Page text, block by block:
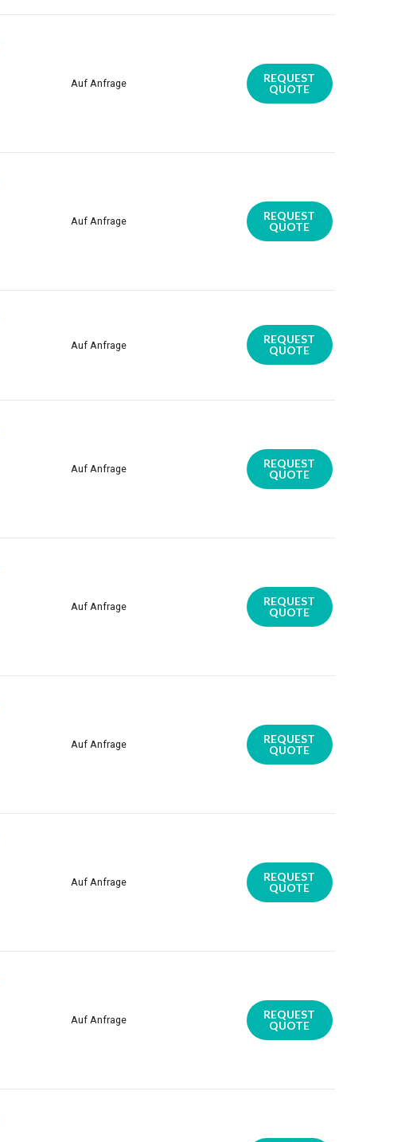
Auf Anfrage
REQUEST
QUOTE
Auf Anfrage
REQUEST
QUOTE
Auf Anfrage
REQUEST
QUOTE
Auf Anfrage
REQUEST
QUOTE
Auf Anfrage
REQUEST
QUOTE
Auf Anfrage
REQUEST
QUOTE
Auf Anfrage
REQUEST
QUOTE
Auf Anfrage
REQUEST
QUOTE